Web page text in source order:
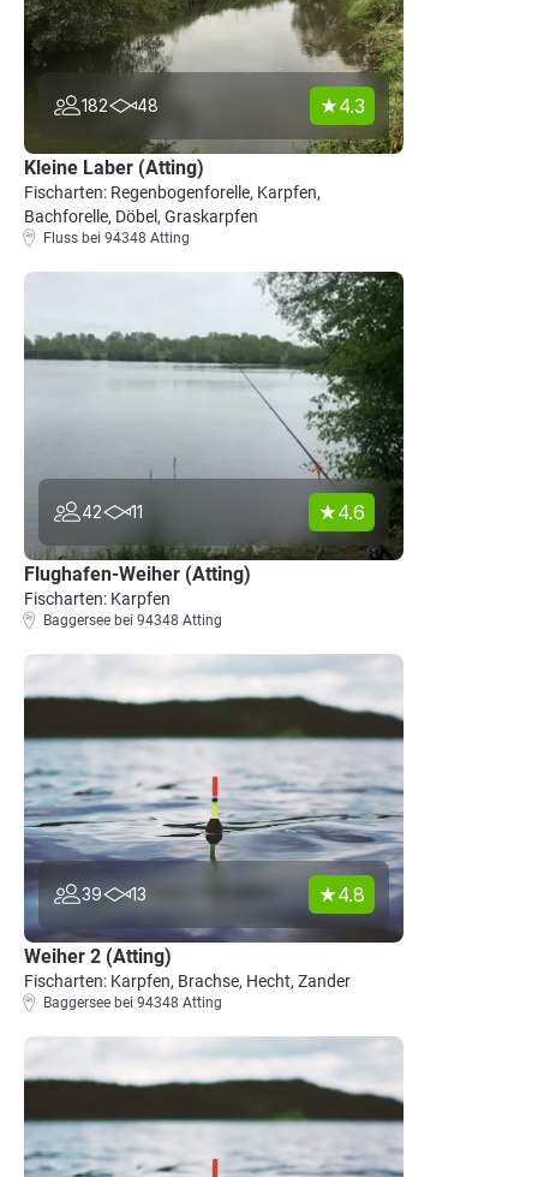
182 48 4.3
Kleine Laber (Atting)
Fischarten: Regenbogenforelle, Karpfen,
Bachforelle, Döbel, Graskarpfen
Fluss bei 94348 Atting
42 11 4.6
Flughafen-Weiher (Atting)
Fischarten: Karpfen
Baggersee bei 94348 Atting
39 13 4.8
Weiher 2 (Atting)
Fischarten: Karpfen, Brachse, Hecht, Zander
Baggersee bei 94348 Atting